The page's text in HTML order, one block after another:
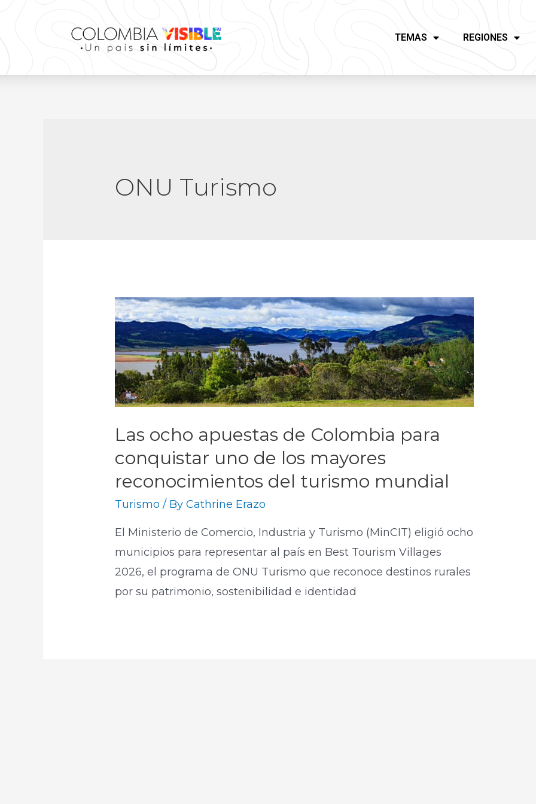
TEMAS REGIONES
ONU Turismo
Las ocho apuestas de Colombia para
conquistar uno de los mayores
reconocimientos del turismo mundial
Turismo / ByCathrine Erazo
El Ministerio de Comercio, Industria y Turismo (MinCIT) eligió ocho
municipios para representar al país en Best Tourism Villages
2026, el programa de ONU Turismo que reconoce destinos rurales
por su patrimonio, sostenibilidad e identidad